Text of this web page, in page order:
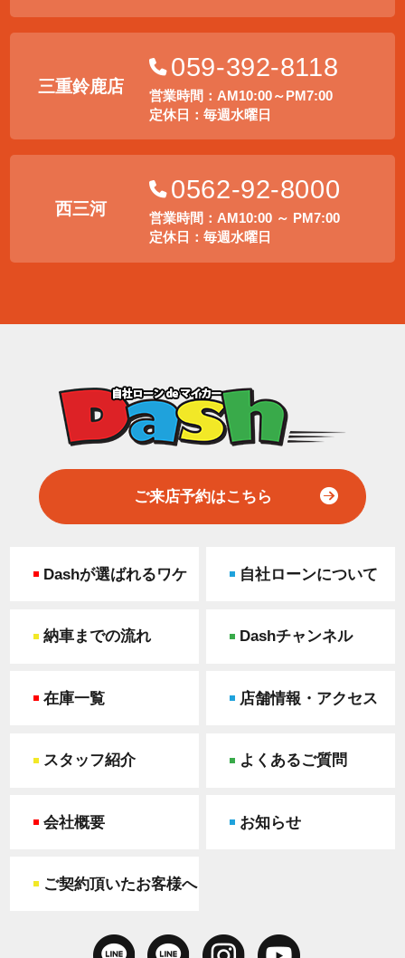
三重鈴鹿店
059-392-8118
営業時間：AM10:00～PM7:00
定休日：毎週水曜日
西三河
0562-92-8000
営業時間：AM10:00 ～ PM7:00
定休日：毎週水曜日
ご来店予約はこちら
Dashが選ばれるワケ 自社ローンについて
納車までの流れ Dashチャンネル
在庫一覧 店舗情報・アクセス
スタッフ紹介 よくあるご質問
会社概要 お知らせ
ご契約頂いたお客様へ